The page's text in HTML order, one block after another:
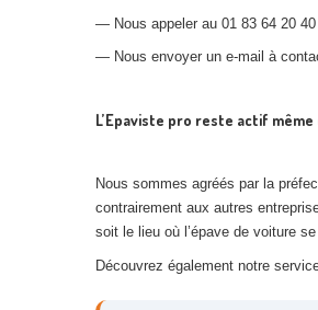
— Nous appeler au 01 83 64 20 40
— Nous envoyer un e-mail à
L’Epaviste pro reste actif
Nous sommes agréés par la
contrairement aux autres
soit le lieu où l’épave de voiture
Découvrez également notre